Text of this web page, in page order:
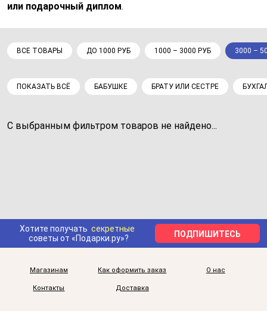
или подарочный диплом.
ВСЕ ТОВАРЫ ДО 1000 РУБ 1000 – 3000 РУБ 3000 –
ПОКАЗАТЬ ВСЁ БАБУШКЕ БРАТУ ИЛИ СЕСТРЕ
С выбранным фильтром товаров не найдено...
Хотите получать секретные
советы от «Подарки.ру»?
ПОДПИШИТЕСЬ
Магазинам Как оформить заказ О нас
Контакты Доставка